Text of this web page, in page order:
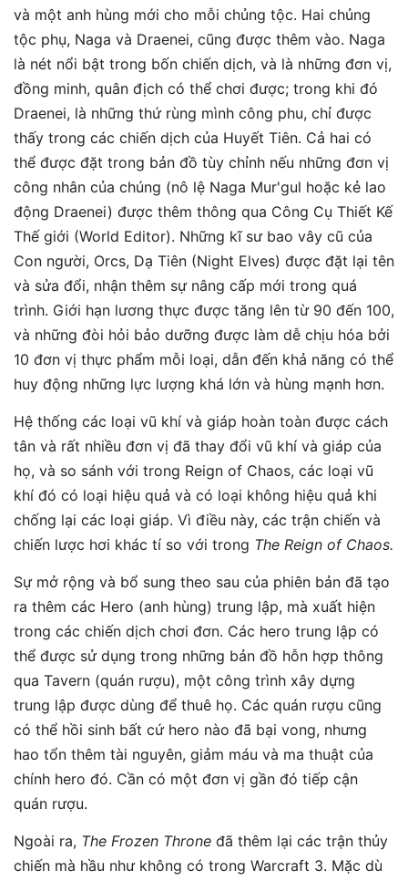
và một anh hùng mới cho mỗi chủng tộc. Hai chủng
tộc phụ, Naga và Draenei, cũng được thêm vào. Naga
là nét nổi bật trong bốn chiến dịch, và là những đơn vị,
đồng minh, quân địch có thể chơi được; trong khi đó
Draenei, là những thứ rùng mình công phu, chỉ được
thấy trong các chiến dịch của Huyết Tiên. Cả hai có
thể được đặt trong bản đồ tùy chỉnh nếu những đơn vị
công nhân của chúng (nô lệ Naga Mur'gul hoặc kẻ lao
động Draenei) được thêm thông qua Công Cụ Thiết Kế
Thế giới (World Editor). Những kĩ sư bao vây cũ của
Con người, Orcs, Dạ Tiên (Night Elves) được đặt lại tên
và sửa đổi, nhận thêm sự nâng cấp mới trong quá
trình. Giới hạn lương thực được tăng lên từ 90 đến 100,
và những đòi hỏi bảo dưỡng được làm dễ chịu hóa bởi
10 đơn vị thực phẩm mỗi loại, dẫn đến khả năng có thể
huy động những lực lượng khá lớn và hùng mạnh hơn.
Hệ thống các loại vũ khí và giáp hoàn toàn được cách
tân và rất nhiều đơn vị đã thay đổi vũ khí và giáp của
họ, và so sánh với trong Reign of Chaos, các loại vũ
khí đó có loại hiệu quả và có loại không hiệu quả khi
chống lại các loại giáp. Vì điều này, các trận chiến và
chiến lược hơi khác tí so với trong The Reign of Chaos.
Sự mở rộng và bổ sung theo sau của phiên bản đã tạo
ra thêm các Hero (anh hùng) trung lập, mà xuất hiện
trong các chiến dịch chơi đơn. Các hero trung lập có
thể được sử dụng trong những bản đồ hỗn hợp thông
qua Tavern (quán rượu), một công trình xây dựng
trung lập được dùng để thuê họ. Các quán rượu cũng
có thể hồi sinh bất cứ hero nào đã bại vong, nhưng
hao tổn thêm tài nguyên, giảm máu và ma thuật của
chính hero đó. Cần có một đơn vị gần đó tiếp cận
quán rượu.
Ngoài ra, The Frozen Throne đã thêm lại các trận thủy
chiến mà hầu như không có trong Warcraft 3. Mặc dù